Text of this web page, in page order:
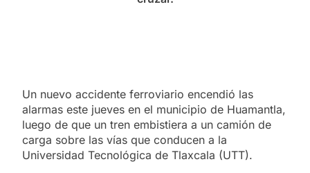
Un nuevo accidente ferroviario encendió las
alarmas este jueves en el municipio de Huamantla,
luego de que un tren embistiera a un camión de
carga sobre las vías que conducen a la
Universidad Tecnológica de Tlaxcala (UTT).